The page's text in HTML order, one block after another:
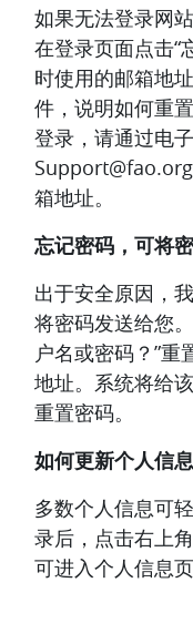
如果无法登录网
在登录页面点击“
时使用的邮箱地
件，说明如何重
登录，请通过电
箱地址。
忘记密码，可将
出于安全原因，
将密码发送给您
户名或密码？”
地址。系统将给
重置密码。
如何更新个人信
多数个人信息可
录后，点击右上
可进入个人信息页